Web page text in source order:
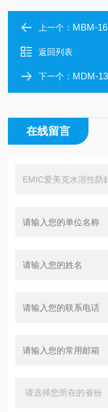
上一个： MBM-
返回列表
下一个： MDM-
在线留言